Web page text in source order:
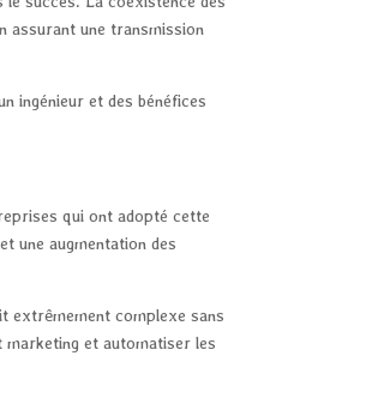
assurant une transmission
ingénieur et des bénéfices
qui ont adopté cette
une augmentation des
extrêmement complexe sans
et automatiser les